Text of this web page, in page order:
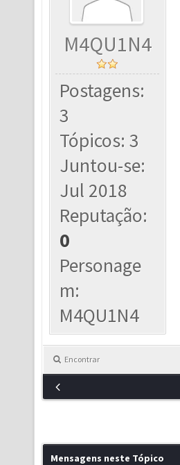
M4QU1N4
Postagens:
3
Tópicos: 3
Juntou-se:
Jul 2018
Reputação:
0
Personage
m:
M4QU1N4
Encontrar
Mensagens neste Tópico